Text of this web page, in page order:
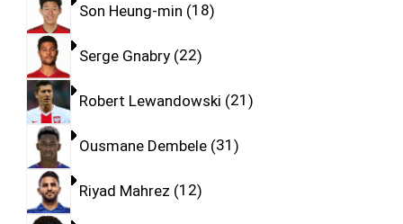
Son Heung-min 18
Serge Gnabry 22
Robert Lewandowski 21
Ousmane Dembele 31
Riyad Mahrez 12